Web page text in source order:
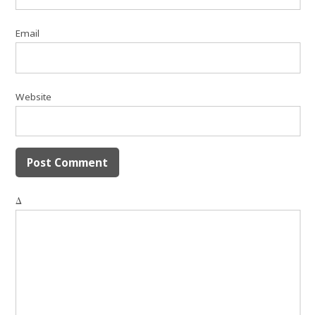
Email
Website
Δ